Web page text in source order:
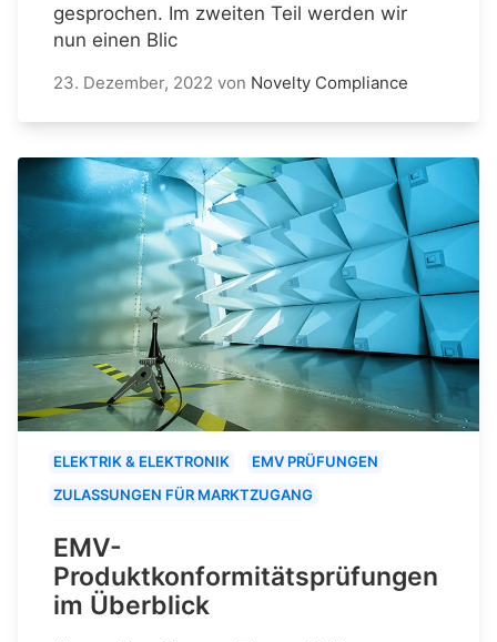
gesprochen. Im zweiten Teil werden wir
nun einen Blic
23. Dezember, 2022 von Novelty Compliance
ELEKTRIK & ELEKTRONIK
EMV PRÜFUNGEN
ZULASSUNGEN FÜR MARKTZUGANG
EMV-
Produktkonformitätsprüfungen
im Überblick